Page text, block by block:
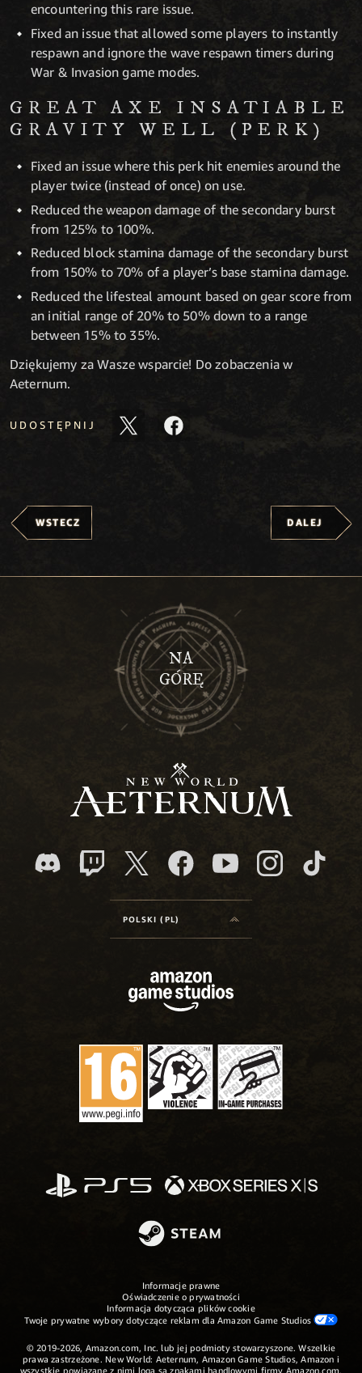
encountering this rare issue.
Fixed an issue that allowed some players to instantly
respawn and ignore the wave respawn timers during
War & Invasion game modes.
GREAT AXE INSATIABLE
GRAVITY WELL (PERK)
Fixed an issue where this perk hit enemies around the
player twice (instead of once) on use.
Reduced the weapon damage of the secondary burst
from 125% to 100%.
Reduced block stamina damage of the secondary burst
from 150% to 70% of a player’s base stamina damage.
Reduced the lifesteal amount based on gear score from
an initial range of 20% to 50% down to a range
between 15% to 35%.
Dziękujemy za Wasze wsparcie! Do zobaczenia w
Aeternum.
UDOSTĘPNIJ
WSTECZ DALEJ
NA
GÓRĘ
POLSKI (PL)
Informacje prawne
Oświadczenie o prywatności
Informacja dotycząca plików cookie
Twoje prywatne wybory dotyczące reklam dla Amazon Game Studios
© 2019-2026, Amazon.com, Inc. lub jej podmioty stowarzyszone. Wszelkie
prawa zastrzeżone. New World: Aeternum, Amazon Game Studios, Amazon i
wszystkie powiązane z nimi loga są znakami handlowymi firmy Amazon.com,